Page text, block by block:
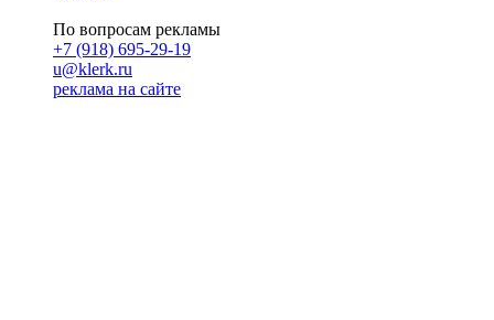
По вопросам рекламы
+7 (918) 695-29-19
u@klerk.ru
реклама на сайте